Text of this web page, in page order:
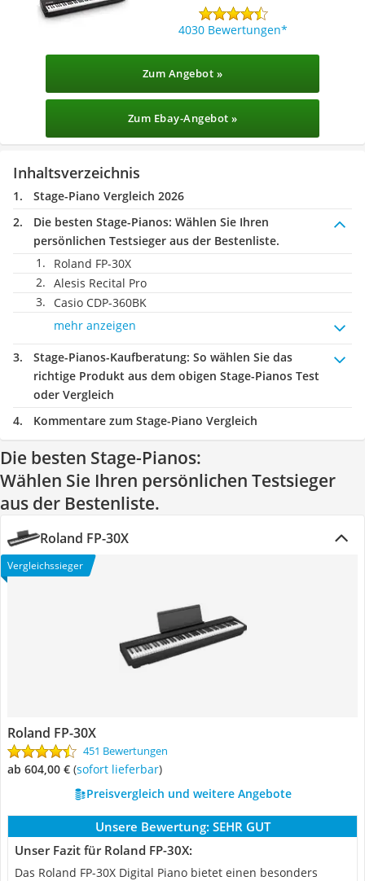
4030 Bewertungen
Zum Angebot »
Zum Ebay-Angebot »
Inhaltsverzeichnis
Stage-Piano Vergleich 2026
Die besten Stage-Pianos: Wählen Sie Ihren
persönlichen Testsieger aus der Bestenliste.
Roland FP-30X
Alesis Recital Pro
Casio CDP-360BK
mehr anzeigen
Stage-Pianos-Kaufberatung: So wählen Sie das
richtige Produkt aus dem obigen Stage-Pianos Test
oder Vergleich
Kommentare zum Stage-Piano Vergleich
Die besten Stage-Pianos:
Wählen Sie Ihren persönlichen Testsieger
aus der Bestenliste.
Roland FP-30X
Vergleichssieger
Roland FP-30X
451 Bewertungen
ab 604,00 € ( Sofort lieferbar)
Preisvergleich und weitere Angebote
Unsere Bewertung: SEHR GUT
Unser Fazit für Roland FP-30X:
Das Roland FP-30X Digital Piano bietet einen besonders